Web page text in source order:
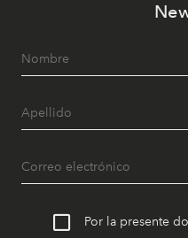
Por la presente